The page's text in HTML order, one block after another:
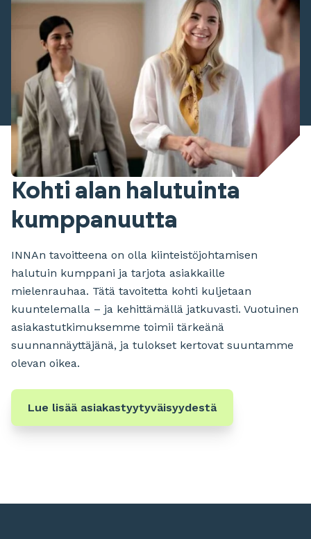
Kohti alan halutuinta
kumppanuutta
INNAn tavoitteena on olla kiinteistöjohtamisen
halutuin kumppani ja tarjota asiakkaille
mielenrauhaa. Tätä tavoitetta kohti kuljetaan
kuuntelemalla – ja kehittämällä jatkuvasti. Vuotuinen
asiakastutkimuksemme toimii tärkeänä
suunnannäyttäjänä, ja tulokset kertovat suuntamme
olevan oikea.
Lue lisää asiakastyytyväisyydestä